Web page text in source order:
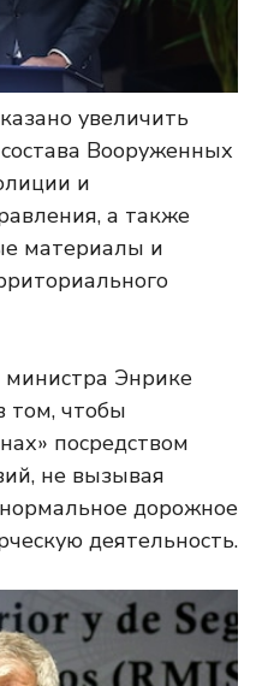
увеличить
Вооруженных
и
а также
материалы и
министра Энрике
том, чтобы
посредством
не вызывая
дорожное
деятельность.